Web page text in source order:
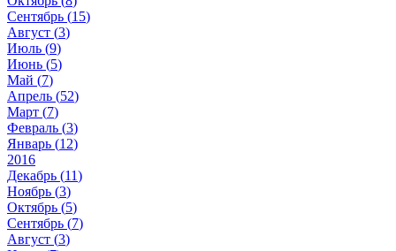
Сентябрь (15)
Август (3)
Июль (9)
Июнь (5)
Май (7)
Апрель (52)
Март (7)
Февраль (3)
Январь (12)
2016
Декабрь (11)
Ноябрь (3)
Октябрь (5)
Сентябрь (7)
Август (3)